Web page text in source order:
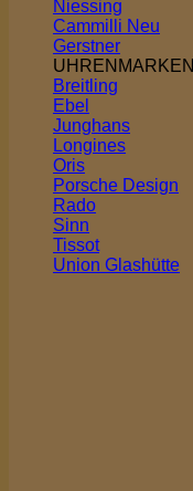
Niessing
Cammilli
Gerstner
UHRENMARKEN
Breitling
Ebel
Junghans
Longines
Oris
Porsche Design
Rado
Sinn
Tissot
Union Glashütte